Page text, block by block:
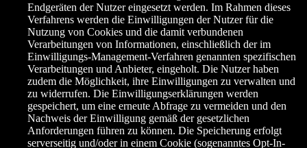
Endgeräten der Nutzer eingesetzt werden. Im Rahmen dieses
Verfahrens werden die Einwilligungen der Nutzer für die
Nutzung von Cookies und die damit verbundenen
Verarbeitungen von Informationen, einschließlich der im
Einwilligungs-Management-Verfahren genannten spezifischen
Verarbeitungen und Anbieter, eingeholt. Die Nutzer haben
zudem die Möglichkeit, ihre Einwilligungen zu verwalten und
zu widerrufen. Die Einwilligungserklärungen werden
gespeichert, um eine erneute Abfrage zu vermeiden und den
Nachweis der Einwilligung gemäß der gesetzlichen
Anforderungen führen zu können. Die Speicherung erfolgt
serverseitig und/oder in einem Cookie (sogenanntes Opt-In-